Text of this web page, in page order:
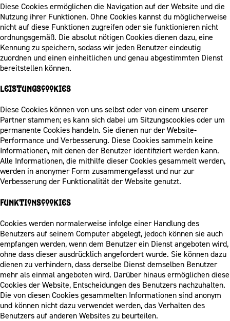
Diese Cookies ermöglichen die Navigation auf der Website und die
Nutzung ihrer Funktionen. Ohne Cookies kannst du möglicherweise
nicht auf diese Funktionen zugreifen oder sie funktionieren nicht
ordnungsgemäß. Die absolut nötigen Cookies dienen dazu, eine
Kennung zu speichern, sodass wir jeden Benutzer eindeutig
zuordnen und einen einheitlichen und genau abgestimmten Dienst
bereitstellen können.
Leistungscookies
Diese Cookies können von uns selbst oder von einem unserer
Partner stammen; es kann sich dabei um Sitzungscookies oder um
permanente Cookies handeln. Sie dienen nur der Website-
Performance und Verbesserung. Diese Cookies sammeln keine
Informationen, mit denen der Benutzer identifiziert werden kann.
Alle Informationen, die mithilfe dieser Cookies gesammelt werden,
werden in anonymer Form zusammengefasst und nur zur
Verbesserung der Funktionalität der Website genutzt.
Funktionscookies
Cookies werden normalerweise infolge einer Handlung des
Benutzers auf seinem Computer abgelegt, jedoch können sie auch
empfangen werden, wenn dem Benutzer ein Dienst angeboten wird,
ohne dass dieser ausdrücklich angefordert wurde. Sie können dazu
dienen zu verhindern, dass derselbe Dienst demselben Benutzer
mehr als einmal angeboten wird. Darüber hinaus ermöglichen diese
Cookies der Website, Entscheidungen des Benutzers nachzuhalten.
Die von diesen Cookies gesammelten Informationen sind anonym
und können nicht dazu verwendet werden, das Verhalten des
Benutzers auf anderen Websites zu beurteilen.